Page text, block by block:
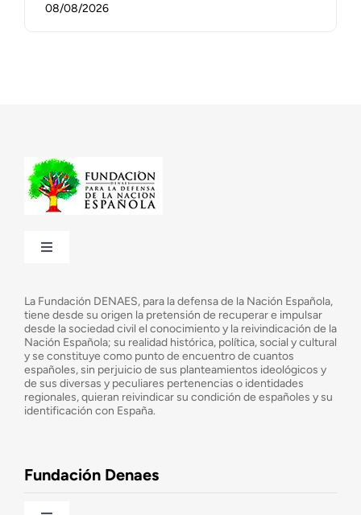
08/08/2026
Toggle
¿Cuáles son nuestros objetivos?
Consejo Asesor
La Fundación DENAES, para la defensa de la Nación Española,
tiene desde su origen la pretensión de recuperar e impulsar
desde la sociedad civil el conocimiento y la reivindicación de la
Nación Española; su realidad histórica, política, social y cultural
y se constituye como punto de encuentro de cuantos
españoles, sin perjuicio de sus planteamientos ideológicos y
de sus diversas y peculiares pertenencias o identidades
regionales, quieran reivindicar su condición de españoles y su
identificación con España.
Fundación Denaes